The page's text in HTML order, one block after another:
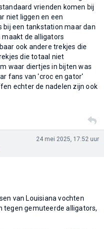
vrienden komen bij
niet liggen en een
bij een tankstation maar dan
maakt de alligators
ook andere trekjes die
die totaal niet
waar diertjes in bijten was
fans van 'croc en gator'
echter de nadelen zijn ook
24 mei 2025, 17:52 uur
van Louisiana vochten
tegen gemuteerde alligators,